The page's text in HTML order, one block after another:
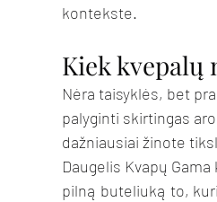
kontekste.
Kiek kvepalų
Nėra taisyklės, bet
palyginti skirtingas
dažniausiai žinote
Daugelis Kvapų
pilną buteliuką to,